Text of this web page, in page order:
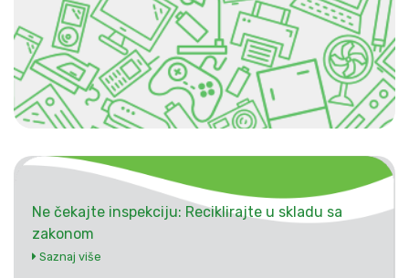
Ne čekajte inspekciju: Reciklirajte u skladu sa
zakonom
Saznaj više